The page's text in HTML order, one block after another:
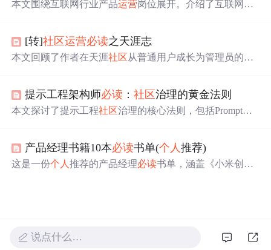
本文围绕互联网行业产品运营岗位展开。介绍了互联网行
注意点，如区分互联网与非互联网公司、不同行业要求差
异等，最后分析了该岗位发展前景。
[转]社区运营必读之天涯志
本文回顾了作者在天涯社区从普通用户成长为管理员的经
提示工程架构师必读 ：社区治理的黄金法则
本文探讨了提示工程社区治理的核心法则，包括Prompt的
辅助治理等内容。通过理论推导与实践案例相结合，为提
示工程架构师提供了从社区治理到生态共生的完整方法
产品经理书籍10本必读书单(个人推荐)
这是一份个人推荐的产品经理必读书单，涵盖《小米创业
说点什么…